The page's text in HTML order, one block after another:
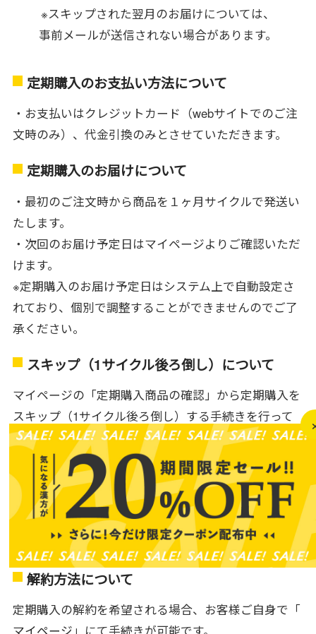
※スキップされた翌月のお届けについては、
事前メールが送信されない場合があります。
定期購入のお支払い方法について
・お支払いはクレジットカード（webサイトでのご注
文時のみ）、代金引換のみとさせていただきます。
定期購入のお届けについて
・最初のご注文時から商品を１ヶ月サイクルで発送い
たします。
・次回のお届け予定日はマイページよりご確認いただ
けます。
※定期購入のお届け予定日はシステム上で自動設定さ
れており、個別で調整することができませんのでご了
承ください。
スキップ（1サイクル後ろ倒し）について
マイページの「定期購入商品の確認」から定期購入を
スキップ（1サイクル後ろ倒し）する手続きを行って
いただけます。
※回数の制限はありませんが、連続して「スキップ（1
サイクル後ろ倒し）」はできませんのでご了承くださ
い。
※配送準備に入ったご注文は変更できない場合がござ
います。
解約方法について
定期購入の解約を希望される場合、お客様ご自身で「
マイページ 」にて手続きが可能です。